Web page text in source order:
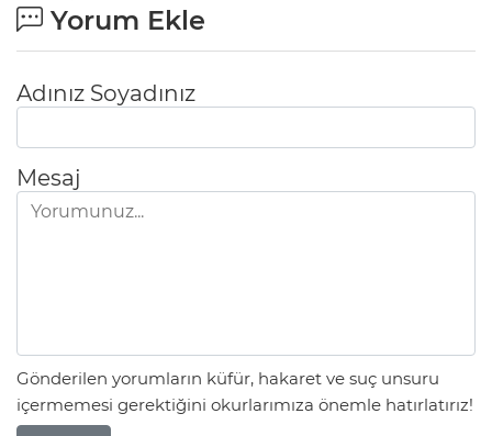
Yorum Ekle
Adınız Soyadınız
Mesaj
Gönderilen yorumların küfür, hakaret ve suç unsuru
içermemesi gerektiğini okurlarımıza önemle hatırlatırız!